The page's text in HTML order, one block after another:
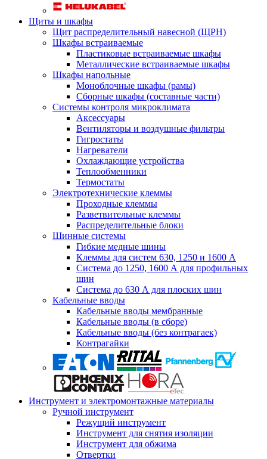
Щиты и шкафы
Щит распределительный навесной (ЩРН)
Шкафы встраиваемые
Пластиковые встраиваемые шкафы
Металлические встраиваемые шкафы
Шкафы напольные
Моноблочные шкафы (рамы)
Сборные шкафы (составные части)
Системы контроля микроклимата
Аксессуары
Вентиляторы и воздушные фильтры
Гигростаты
Нагреватели
Охлаждающие устройства
Теплообменники
Термостаты
Электротехнические клеммы
Проходные клеммы
Разветвительные клеммы
Распределительные блоки
Шинные системы
Гибкие медные шины
Клеммы для систем 630, 1250 и 1600 А
Система до 1250, 1600 А для профильных
шин
Система до 630 А для плоских шин
Кабельные вводы
Кабельные вводы мембранные
Кабельные вводы (в сборе)
Кабельные вводы (без контрагаек)
Контрагайки
Инструмент и электромонтажные материалы
Ручной инструмент
Режущий инструмент
Инструмент для снятия изоляции
Инструмент для обжима
Отвертки